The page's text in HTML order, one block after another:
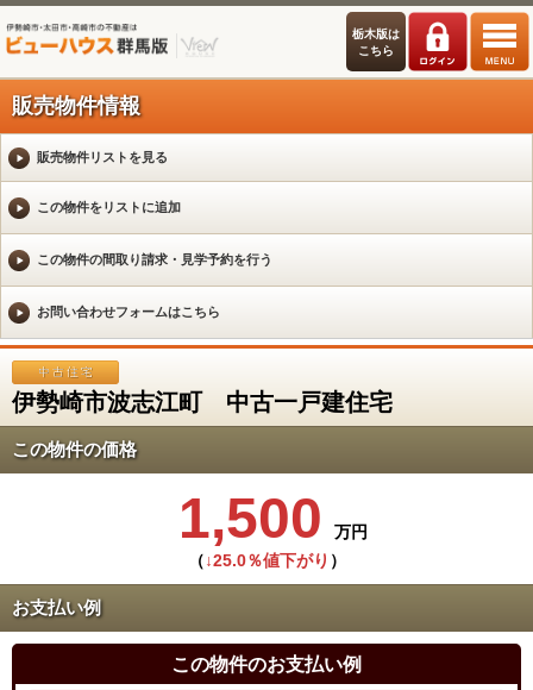
栃木版は
こちら
販売物件情報
販売物件リストを見る
伊勢崎市波志江町 中古一戸建住宅
この物件の価格
1,500
万円
（↓25.0％値下がり ）
お支払い例
この物件のお支払い例